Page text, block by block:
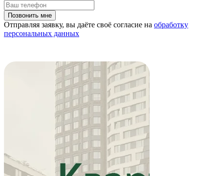
Отправляя заявку, вы даёте своё согласие на обработку
персональных данных